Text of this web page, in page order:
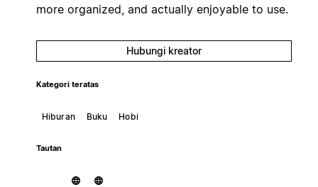
more organized, and actually enjoyable to use.
Hubungi kreator
Kategori teratas
Hiburan Buku Hobi
Tautan